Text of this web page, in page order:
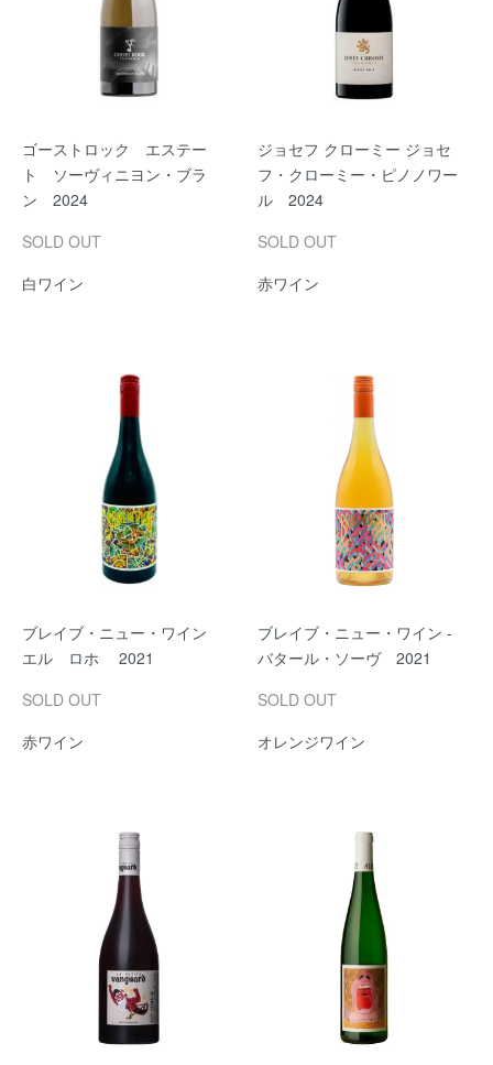
ゴーストロック エステー
ト ソーヴィニヨン・ブラ
ン 2024
SOLD OUT
白ワイン
ジョセフ クローミー ジョセ
フ・クローミー・ピノノワー
ル 2024
SOLD OUT
赤ワイン
ブレイブ・ニュー・ワイン
エル ロホ 2021
SOLD OUT
赤ワイン
ブレイブ・ニュー・ワイン -
バタール・ソーヴ 2021
SOLD OUT
オレンジワイン